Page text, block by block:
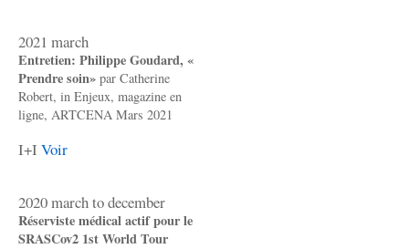
2021 march
Entretien: Philippe Goudard, «
Prendre soin» par Catherine
Robert, in Enjeux, magazine en
ligne, ARTCENA Mars 2021
I+I Voir
2020 march to december
Réserviste médical actif pour le
SRASCov2 1st World Tour